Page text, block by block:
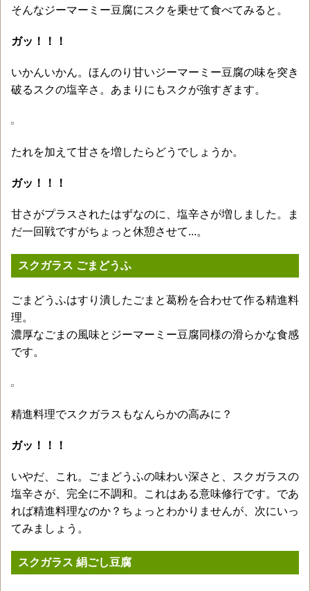
そんなジーマーミー豆腐にスクを乗せて食べてみると。
ガッ！！！
いかんいかん。ほんのり甘いジーマーミー豆腐の味を突き
破るスクの塩辛さ。あまりにもスクが強すぎます。
たれを加えて甘さを増したらどうでしょうか。
ガッ！！！
甘さがプラスされたはずなのに、塩辛さが増しました。ま
だ一回戦ですがちょっと休憩させて...。
スクガラス ごまどうふ
ごまどうふはすり潰したごまと葛粉を合わせて作る精進料
理。
濃厚なごまの風味とジーマーミー豆腐同様の滑らかな食感
です。
精進料理でスクガラスもなんらかの高みに？
ガッ！！！
いやだ、これ。ごまどうふの味わい深さと、スクガラスの
塩辛さが、完全に不調和。これはある意味修行です。であ
れば精進料理なのか？ちょっとわかりませんが、次にいっ
てみましょう。
スクガラス 絹ごし豆腐